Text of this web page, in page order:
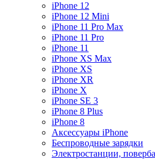
iPhone 12
iPhone 12 Mini
iPhone 11 Pro Max
iPhone 11 Pro
iPhone 11
iPhone XS Max
iPhone XS
iPhone XR
iPhone X
iPhone SE 3
iPhone 8 Plus
iPhone 8
Аксессуары iPhone
Беспроводные зарядки
Электростанции,